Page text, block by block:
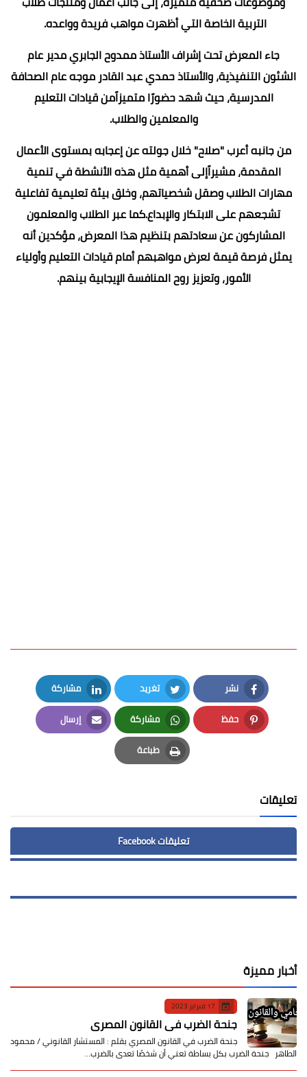
التربية الخاصة التي أظهرت مواهب فريدة وواعده.
جاء المعرض تحت إشراف الأستاذ ممدوح الجابري مدير عام
الشئون التنفيذية، والأستاذ حمدي عبد القادر موجه عام الصحافة
المدرسية، حيث شهد حضورًا متميزاًمن قيادات التعليم
والمعلمين والطلاب.
من جانبه أعرب "صلاح" خلال جولته عن إعجابه بمستوى الأعمال
المقدمة، مشيراًإلى أهمية مثل هذه الأنشطة في تنمية
مهارات الطلاب وصقل شخصياتهم، وخلق بيئة تعليمية تفاعلية
تشجعهم على الابتكار والإبداع.كما عبر الطلاب والمعلمون
المشاركون عن سعادتهم بتنظيم هذا المعرض، مؤكدين أنه
يمثل فرصة قيمة لعرض مواهبهم أمام قيادات التعليم وأولياء
الأمور، وتعزيز روح المنافسة الإيجابية بينهم.
نشر
Facebook
تغريد
Twitter
مشاركة
LinkedIn
حفظ
Pinterest
مشاركة
Whatsapp
إرسال
Email
طباعة
Print
تعليقات
تعليقات Facebook
أخبار مميزة
17 فبراير 2023
جنحة الضرب في القانون المصري
جنحة الضرب في القانون المصري بقلم : المستشار القانوني / محمود
الطاهر جنحة الضرب بكل بساطة تعني أن شخصًا تعدى بالضرب…